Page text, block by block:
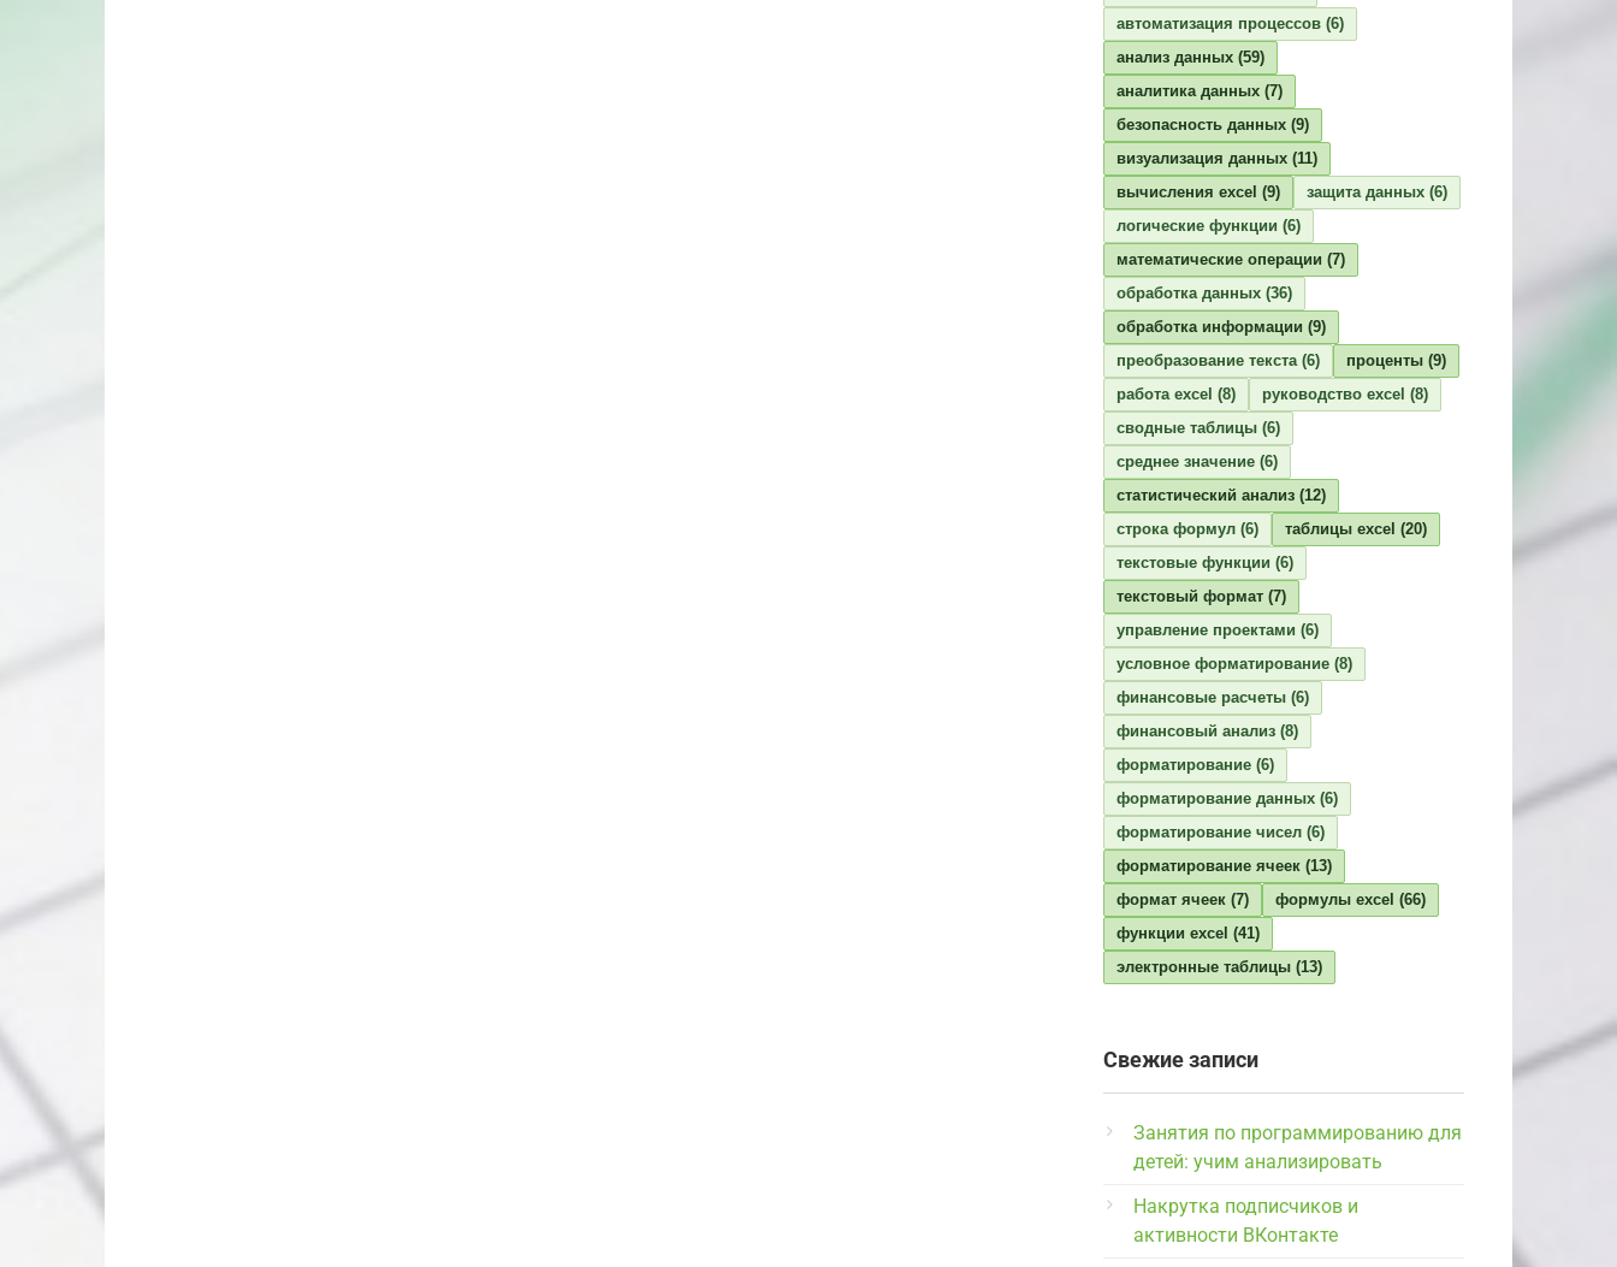
автоматизация процессов (6)
анализ данных (59)
аналитика данных (7)
безопасность данных (9)
визуализация данных (11)
вычисления excel (9) защита данных (6)
логические функции (6)
математические операции (7)
обработка данных (36)
обработка информации (9)
преобразование текста(6) проценты (9)
работа excel (8) руководство excel (8)
сводные таблицы (6)
среднее значение (6)
статистический анализ (12)
строка формул (6) таблицы excel (20)
текстовые функции (6)
текстовый формат (7)
управление проектами (6)
условное форматирование (8)
финансовые расчеты (6)
финансовый анализ (8)
форматирование (6)
форматирование данных (6)
форматирование чисел (6)
форматирование ячеек (13)
формат ячеек (7) формулы excel (66)
функции excel (41)
электронные таблицы (13)
Свежие записи
Занятия по программированию для
детей: учим анализировать
Накрутка подписчиков и
активности ВКонтакте